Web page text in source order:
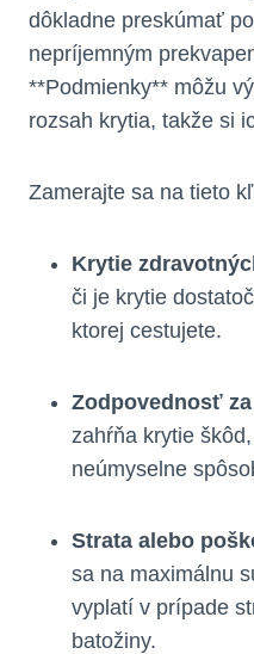
dôkladne preskúmať
nepríjemným
**Podmienky** môžu
rozsah krytia, takže si
Zamerajte sa na tieto
Krytie
či je krytie
ktorej cestujete.
Zodpovednosť
zahŕňa krytie
neúmyselne
Strata alebo
sa na maximálnu
vyplatí v prípade
batožiny.